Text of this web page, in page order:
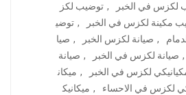
لكزس في الخبر , توضيب لكز
مكينة لكزس في الخبر , توضي
, صيانة لكزس الخبر , صيا
, صيانة لكزس في الخبر , صيانة
لكزس في الخبر , ميكان
لكزس في الاحساء , ميكانيك